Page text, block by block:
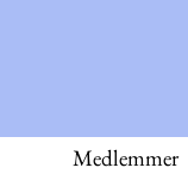
Medlemmer